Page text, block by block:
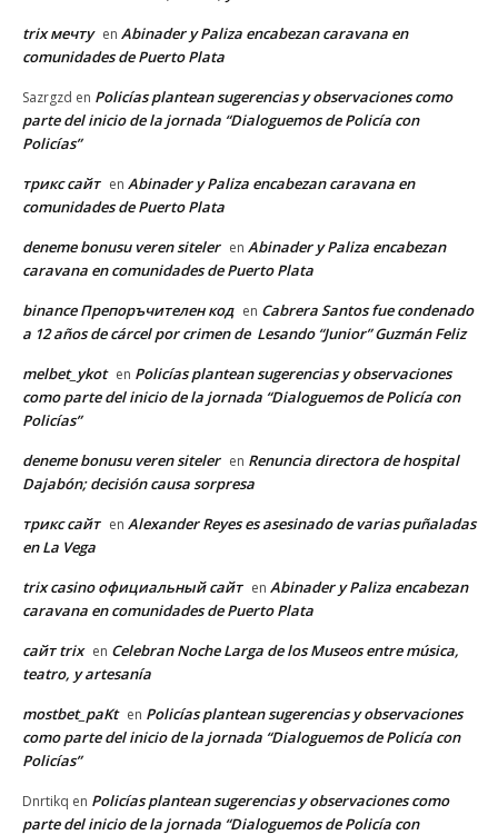
trix мечту en Abinader y Paliza encabezan caravana en
comunidades de Puerto Plata
Sazrgzd en Policías plantean sugerencias y observaciones como
parte del inicio de la jornada “Dialoguemos de Policía con
Policías”
трикс сайт en Abinader y Paliza encabezan caravana en
comunidades de Puerto Plata
deneme bonusu veren siteler en Abinader y Paliza encabezan
caravana en comunidades de Puerto Plata
binance Препоръчителен код en Cabrera Santos fue condenado
a 12 años de cárcel por crimen de Lesando “Junior” Guzmán Feliz
melbet_ykot en Policías plantean sugerencias y observaciones
como parte del inicio de la jornada “Dialoguemos de Policía con
Policías”
deneme bonusu veren siteler en Renuncia directora de hospital
Dajabón; decisión causa sorpresa
трикс сайт en Alexander Reyes es asesinado de varias puñaladas
en La Vega
trix casino официальный сайт en Abinader y Paliza encabezan
caravana en comunidades de Puerto Plata
сайт trix en Celebran Noche Larga de los Museos entre música,
teatro, y artesanía
mostbet_paKt en Policías plantean sugerencias y observaciones
como parte del inicio de la jornada “Dialoguemos de Policía con
Policías”
Dnrtikq en Policías plantean sugerencias y observaciones como
parte del inicio de la jornada “Dialoguemos de Policía con